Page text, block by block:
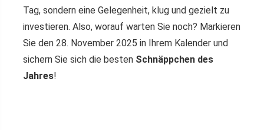
Tag, sondern eine Gelegenheit, klug und gezielt zu
investieren. Also, worauf warten Sie noch? Markieren
Sie den 28. November 2025 in Ihrem Kalender und
sichern Sie sich die besten Schnäppchen des
Jahres!